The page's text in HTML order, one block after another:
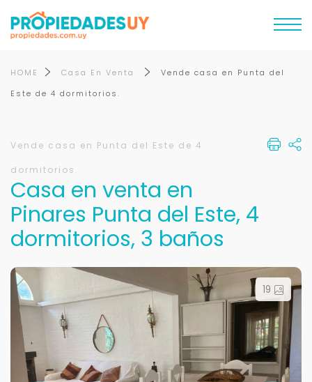
HOME Casa En Venta
Vende casa en Punta del
Este de 4 dormitorios.
Vende casa en Punta del Este de 4
dormitorios.
Casa en venta en
Pinares Punta del Este, 4
dormitorios, 3 baños
19